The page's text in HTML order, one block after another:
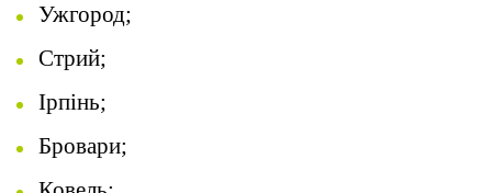
Ужгород;
Стрий;
Ірпінь;
Бровари;